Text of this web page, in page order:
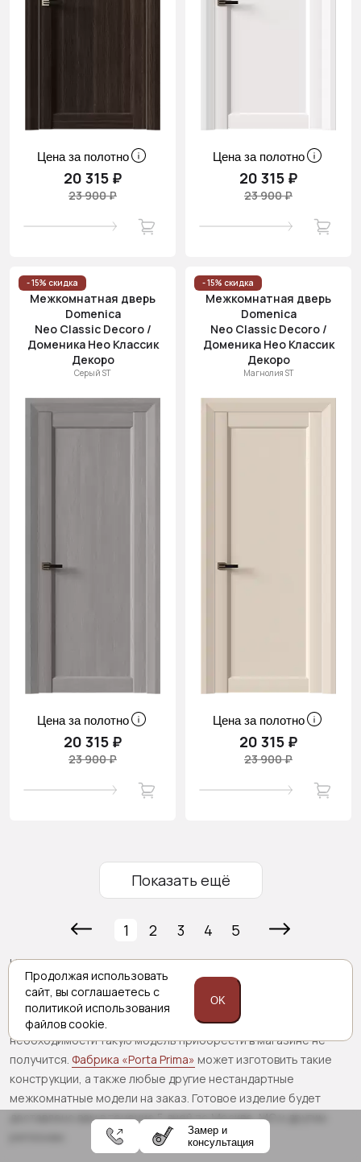
Цена за полотно
20 315 ₽
23 900 ₽
Цена за полотно
20 315 ₽
23 900 ₽
- 15% скидка
Межкомнатная дверь
Domenica
Neo Classic Decoro /
Доменика Нео Классик
Декоро
Серый ST
Цена за полотно
20 315 ₽
23 900 ₽
- 15% скидка
Межкомнатная дверь
Domenica
Neo Classic Decoro /
Доменика Нео Классик
Декоро
Магнолия ST
Цена за полотно
20 315 ₽
23 900 ₽
Показать ещё
1 2 3 4 5
Несмотря на то, что межкомнатная дверь с высотой 2200 мм
выходит за рамки стандартных размеров, назвать ее
слишком большой — нельзя. Ведь высота и простор проема
делают его более удобным в использовании. Однако при
необходимости такую модель приобрести в магазине не
получится. Фабрика «Porta Prima» может изготовить такие
конструкции, а также любые другие нестандартные
межкомнатные модели на заказ. Готовое изделие будет
доставлено вам в течение 5 дней по Москве, МО и другим
Замер и
консультация
Продолжая использовать
сайт, вы соглашаетесь с
политикой использования
файлов cookie.
OK